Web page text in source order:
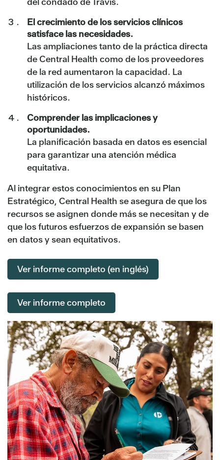
El crecimiento de los servicios clínicos
satisface las necesidades.
Las ampliaciones tanto de la práctica directa
de Central Health como de los proveedores
de la red aumentaron la capacidad. La
utilización de los servicios alcanzó máximos
históricos.
Comprender las implicaciones y
oportunidades.
La planificación basada en datos es esencial
para garantizar una atención médica
equitativa.
Al integrar estos conocimientos en su Plan
Estratégico, Central Health se asegura de que los
recursos se asignen donde más se necesitan y de
que los futuros esfuerzos de expansión se basen
en datos y sean equitativos.
Ver informe completo (en inglés)
Ver informe completo